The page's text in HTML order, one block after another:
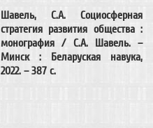
Шавель, С.А. Социосферная
стратегия развития общества :
монография / С.А. Шавель. –
Минск : Беларуская навука,
2022. – 387 c.